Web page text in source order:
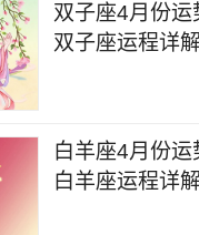
双子座4月份运
双子座运程详
白羊座4月份运
白羊座运程详